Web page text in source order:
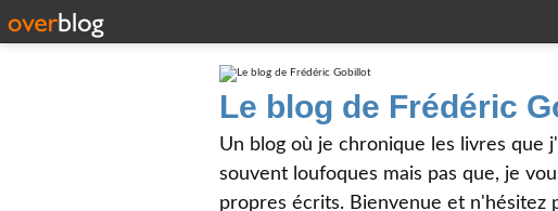
Le blog de Frédéric
Un blog où je chronique les livres que
souvent loufoques mais pas que, je
propres écrits. Bienvenue et n'hésitez